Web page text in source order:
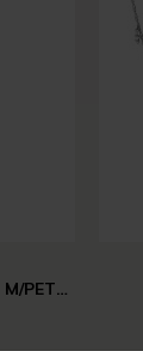
SOLEIL NECKLACE | FORGYLDT M/PETROL GREEN